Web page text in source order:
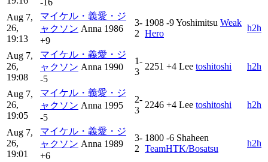
-16
Aug 7,
26,
19:13
マイケル・義愛・ジ
ャクソン Anna 1986
+9
3-
2
1908 -9Yoshimitsu Weak
Hero
h2h
Aug 7,
26,
19:08
マイケル・義愛・ジ
ャクソン Anna 1990
-5
1-
3
2251 +4 Lee toshi‎‎toshi h2h
Aug 7,
26,
19:05
マイケル・義愛・ジ
ャクソン Anna 1995
-5
2-
3
2246 +4 Lee toshi‎‎toshi h2h
Aug 7,
26,
19:01
マイケル・義愛・ジ
ャクソン Anna 1989
+6
3-
2
1800 -6 Shaheen
TeamHTK/Bosatsu
h2h